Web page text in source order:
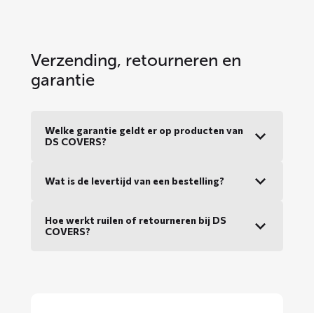
Verzending, retourneren en
garantie
Welke garantie geldt er op producten van
DS COVERS?
Wat is de levertijd van een bestelling?
Hoe werkt ruilen of retourneren bij DS
COVERS?